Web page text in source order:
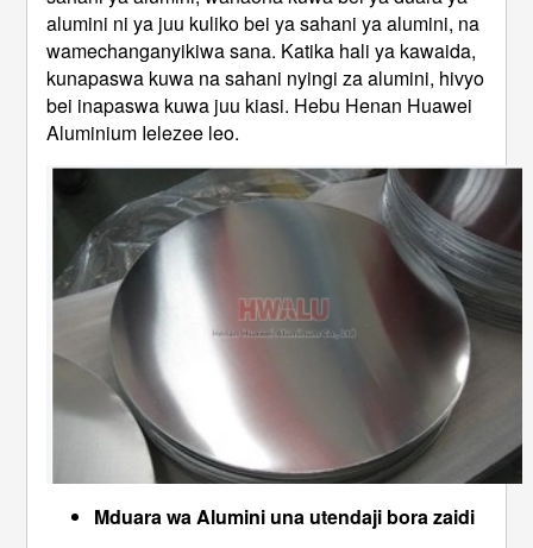
alumini ni ya juu kuliko bei ya sahani ya alumini, na
wamechanganyikiwa sana. Katika hali ya kawaida,
kunapaswa kuwa na sahani nyingi za alumini, hivyo
bei inapaswa kuwa juu kiasi. Hebu Henan Huawei
Aluminium Ielezee leo.
Mduara wa Alumini una utendaji bora zaidi